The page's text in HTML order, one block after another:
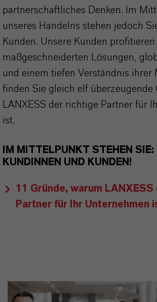
partnerschaftliches Denken. Im
unseres Handelns stehen jedoch
Kunden. Unsere Kunden profitieren
maßgeschneiderten Lösungen,
und einem tiefen Verständnis ihrer
finden Sie gleich elf überzeugende
LANXESS der richtige Partner für
ist.
IM MITTELPUNKT STEHEN SIE:
KUNDINNEN UND KUNDEN!
11 Gründe, warum
Partner für Ihr Unternehmen